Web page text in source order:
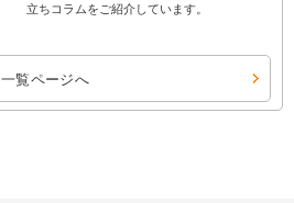
立ちコラムをご紹介しています。
一覧ページへ